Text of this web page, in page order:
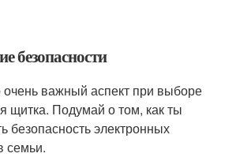
безопасности
очень важный аспект при выборе
щитка. Подумай о том, как ты
безопасность электронных
семьи.